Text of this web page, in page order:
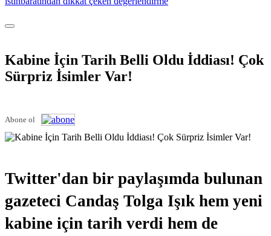
Kabine İçin Tarih Belli Oldu İddiası! Çok
Sürpriz İsimler Var!
Abone ol
Twitter'dan bir paylaşımda bulunan
gazeteci Candaş Tolga Işık hem yeni
kabine için tarih verdi hem de